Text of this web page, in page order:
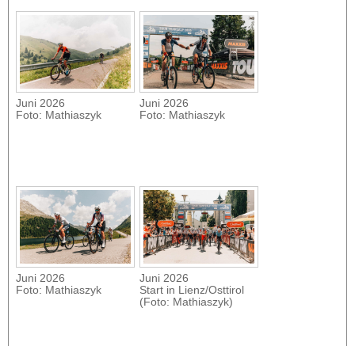
Juni 2026
Foto: Mathiaszyk
Juni 2026
Foto: Mathiaszyk
Juni 2026
Foto: Mathiaszyk
Juni 2026
Start in Lienz/Osttirol
(Foto: Mathiaszyk)